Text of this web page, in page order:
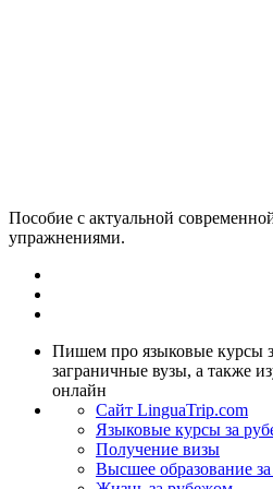
Пособие с актуальной
упражнениями.
Пишем про языковые курсы
заграничные вузы, а также
онлайн
Cайт LinguaTrip.com
Языковые курсы за
Получение визы
Высшее образование